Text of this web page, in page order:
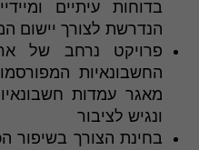
בדוחות עיתיים
הנדרשת לצורך יישום
פרויקט נרחב של
החשבונאיות
מאגר עמדות
ונגיש לציבור
בחינת הצורך בשיפור